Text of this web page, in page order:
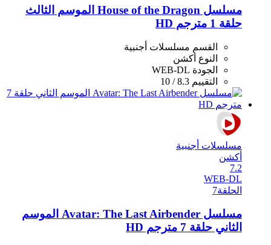
مسلسل House of the Dragon الموسم الثالث
حلقة 1 مترجم HD
القسم مسلسلات أجنبية
النوع أكشن
الجودة WEB-DL
التقييم 8.3 / 10
مسلسلات أجنبية
أكشن
7.2
WEB-DL
الحلقة7
مسلسل Avatar: The Last Airbender الموسم
الثاني حلقة 7 مترجم HD